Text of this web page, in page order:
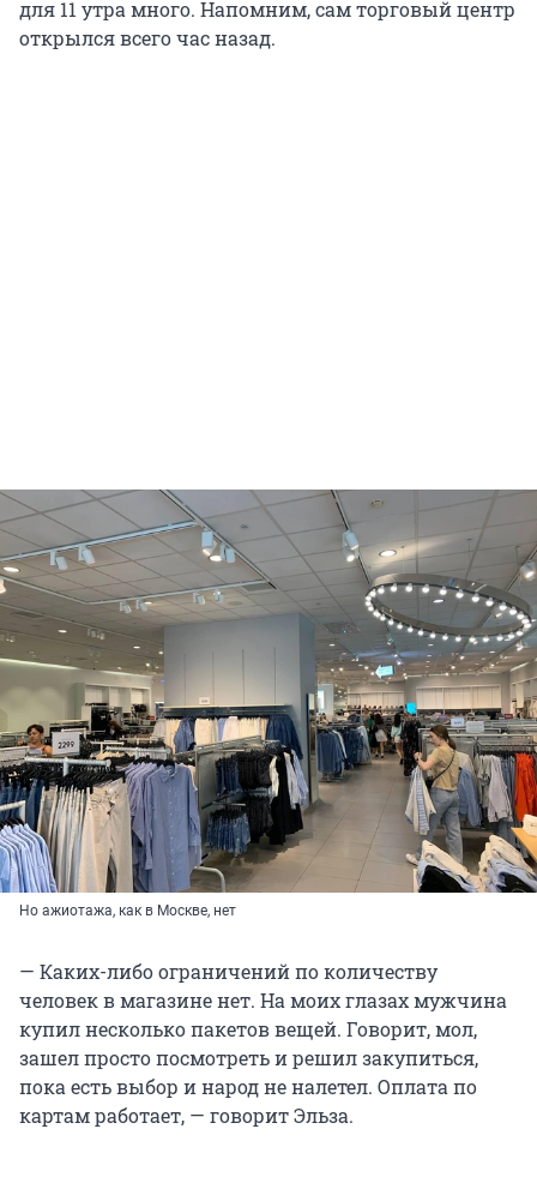
для 11 утра много. Напомним, сам торговый центр
открылся всего час назад.
Но ажиотажа, как в Москве, нет
— Каких-либо ограничений по количеству
человек в магазине нет. На моих глазах мужчина
купил несколько пакетов вещей. Говорит, мол,
зашел просто посмотреть и решил закупиться,
пока есть выбор и народ не налетел. Оплата по
картам работает, — говорит Эльза.